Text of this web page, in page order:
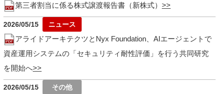
第三者割当に係る株式譲渡報告書（新株式）
2026/05/15
アライドアーキテクツとNyx Foundation、AIエージェントで
資産運用システムの「セキュリティ耐性評価」を行う共同研究
を開始へ
2026/05/15